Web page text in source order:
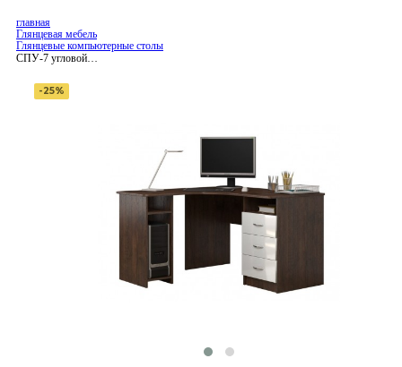
главная
Глянцевая мебель
Глянцевые компьютерные столы
СПУ-7 угловой
-25%